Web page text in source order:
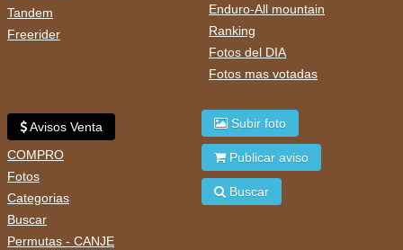
Tandem
Freerider
Enduro-All mountain
Ranking
Fotos del DIA
Fotos mas votadas
Avisos Venta
COMPRO
Fotos
Categorias
Buscar
Permutas - CANJE
Subir foto
Publicar aviso
Buscar